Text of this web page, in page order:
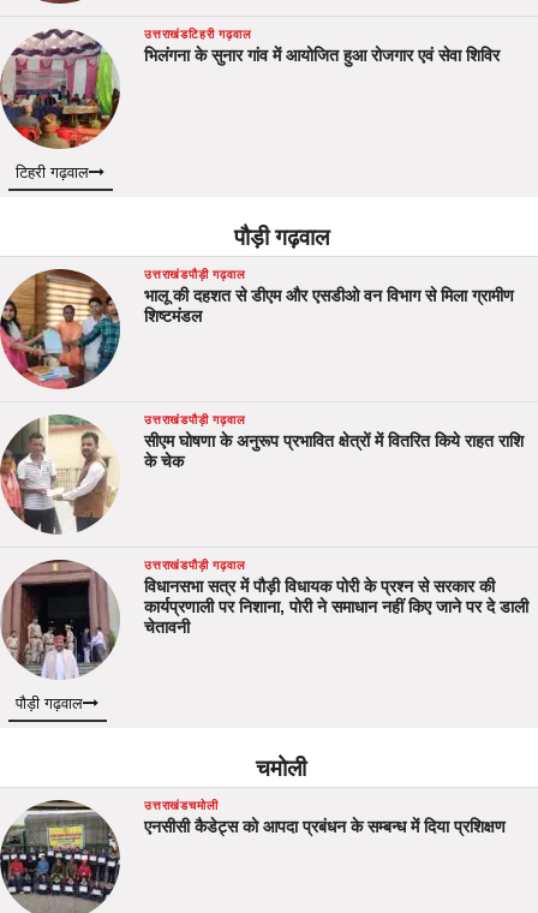
उत्तराखंडटिहरी गढ़वाल
भिलंगना के सुनार गांव में आयोजित हुआ रोजगार एवं सेवा शिविर
टिहरी गढ़वाल
पौड़ी गढ़वाल
उत्तराखंडपौड़ी गढ़वाल
भालू की दहशत से डीएम और एसडीओ वन विभाग से मिला ग्रामीण
शिष्टमंडल
उत्तराखंडपौड़ी गढ़वाल
सीएम घोषणा के अनुरूप प्रभावित क्षेत्रों में वितरित किये राहत राशि
के चेक
उत्तराखंडपौड़ी गढ़वाल
विधानसभा सत्र में पौड़ी विधायक पोरी के प्रश्न से सरकार की
कार्यप्रणाली पर निशाना, पोरी ने समाधान नहीं किए जाने पर दे डाली
चेतावनी
पौड़ी गढ़वाल
चमोली
उत्तराखंडचमोली
एनसीसी कैडेट्स को आपदा प्रबंधन के सम्बन्ध में दिया प्रशिक्षण